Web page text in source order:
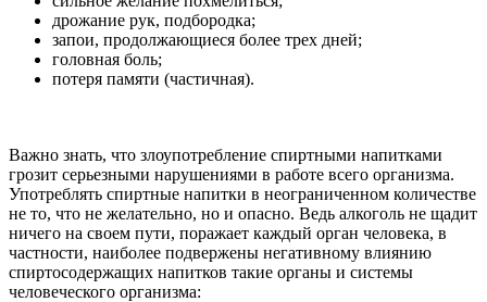
дрожание рук, подбородка;
запои, продолжающиеся более трех дней;
головная боль;
потеря памяти (частичная).
Важно знать, что злоупотребление спиртными напитками
грозит серьезными нарушениями в работе всего организма.
Употреблять спиртные напитки в неограниченном количестве
не то, что не желательно, но и опасно. Ведь алкоголь не щадит
ничего на своем пути, поражает каждый орган человека, в
частности, наиболее подвержены негативному влиянию
спиртосодержащих напитков такие органы и системы
человеческого организма: